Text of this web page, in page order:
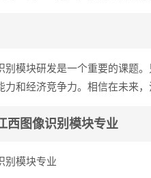
别模块研发是一个重要的课题
力和经济竞争力。相信在未来
西图像识别模块专业
别模块专业